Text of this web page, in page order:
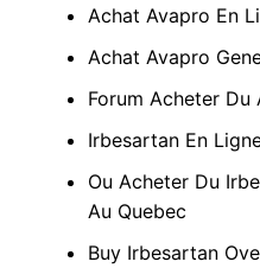
Achat Avapro En
Achat Avapro
Forum Acheter Du
Irbesartan En
Ou Acheter Du
Au Quebec
Buy Irbesartan